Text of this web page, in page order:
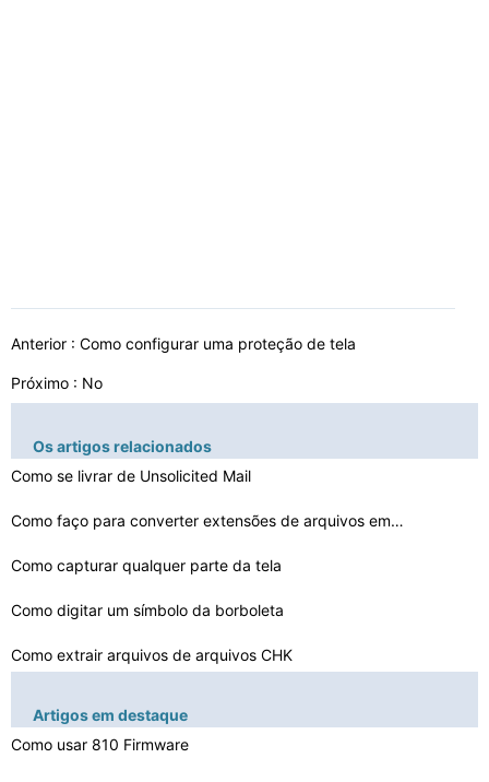
Anterior : Como configurar uma proteção de tela
Próximo : No
Os artigos relacionados
Como se livrar de Unsolicited Mail
Como faço para converter extensões de arquivos em min…
Como capturar qualquer parte da tela
Como digitar um símbolo da borboleta
Como extrair arquivos de arquivos CHK
Como matar um Hotkey Processo
Artigos em destaque
Como usar 810 Firmware